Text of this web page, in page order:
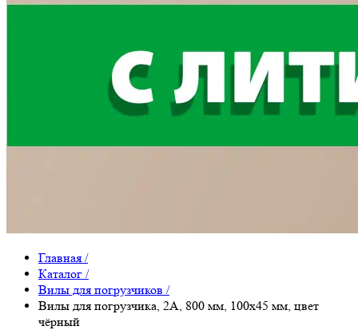
Главная /
Каталог /
Вилы для погрузчиков /
Вилы для погрузчика, 2A, 800 мм, 100x45 мм, цвет
чёрный